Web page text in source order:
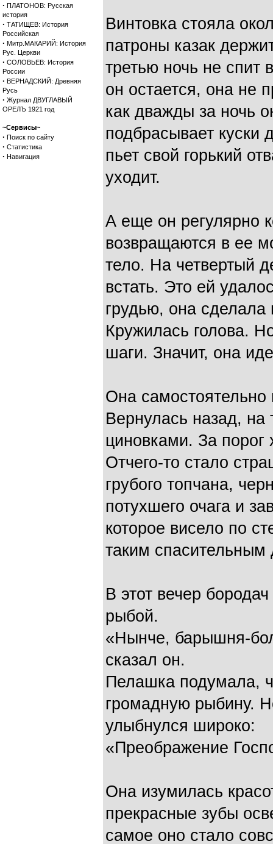
· ПЛАТОНОВ: Русская
история
· ТАТИЩЕВ: История
Российская
· Митр.МАКАРИЙ: История
Рус. Церкви
· СОЛОВЬЕВ: История
России
· ВЕРНАДСКИЙ: Древняя
Русь
· Журнал ДВУГЛАВЫЙ
ОРЕЛЪ 1921 год
~Сервисы~
· Поиск по сайту
· Статистика
· Навигация
Винтовка стояла
патроны казак
третью ночь не спит
он остается, она не
как дважды за ночь
подбрасывает куски
пьет свой горький
уходит.
А еще он регулярно
возвращаются в ее
тело. На четвертый
встать. Это ей
грудью, она сделала
Кружилась голова.
шаги. Значит, она
Она самостоятельно
Вернулась назад,
циновками. За
Отчего-то стало
грубого топчана,
потухшего очага и
которое висело по
таким спасительным
В этот вечер
рыбой.
«Нынче, барышня-
сказал он.
Пелашка подумала,
громадную рыбину.
улыбнулся широко:
«Преображение
Она изумилась
прекрасные зубы
самое оно стало